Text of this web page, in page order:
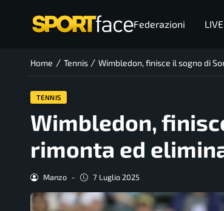
Federazioni LIVE
Home / Tennis / Wimbledon, finisce il sogno di
TENNIS
Wimbledon,
rimonta ed
Manzo - 7 Luglio 2025